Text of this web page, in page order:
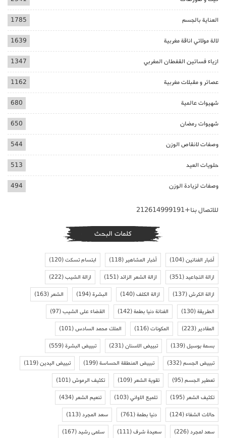
العناية بالجسم 1785
لالة مولاتي اناقة مغربية 1639
ازياء فساتين القفطان المغربي 1347
عصائر و مقبلات مغربية 1162
شهيوات عالمية 680
شهيوات رمضان 650
وصفات لانقاص الوزن 544
حلويات العيد 513
وصفات لزيادة الوزن 494
للاتصال بنا+212614999191
كلمات البحث
أخبار الفنانين(104) أخبار المشاهير(118) ابتسام تسكت(120)
ازالة التجاعيد(351) ازالة الشعر الزائد(151) ازالة الشيب(222)
ازالة الكرش(137) ازالة الكلف(140) البشرة(194) الشعر(163)
الطريقة(130) الفنانة دنيا بطمة(142) القضاء على الشيب(97)
المقادير(223) المكونات(116) الملك محمد السادس(101)
بسمة بوسيل(139) تبييض الاسنان(231) تبييض البشرة(559)
تبييض الجسم(332) تبييض المنطقة الحساسة(199) تبييض اليدين(119)
تعطير الجسم(95) تقوية الشعر(109) تكثيف الرموش(101)
تكثيف الشعر(195) تلميع الاواني(103) تنعيم الشعر(434)
حالات الشفاء(124) دنيا بطمة(761) سعد المجرد(113)
سعد لمجرد(226) سعيدة شرف(111) سلمى رشيد(167)